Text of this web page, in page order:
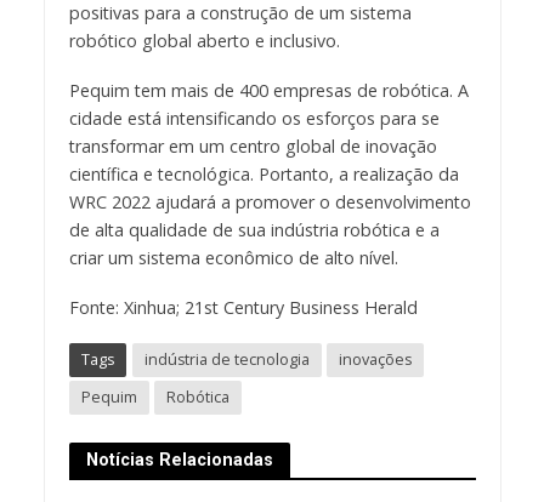
positivas para a construção de um sistema
robótico global aberto e inclusivo.
Pequim tem mais de 400 empresas de robótica. A
cidade está intensificando os esforços para se
transformar em um centro global de inovação
científica e tecnológica. Portanto, a realização da
WRC 2022 ajudará a promover o desenvolvimento
de alta qualidade de sua indústria robótica e a
criar um sistema econômico de alto nível.
Fonte: Xinhua; 21st Century Business Herald
Tags indústria de tecnologia
inovações
Pequim
Robótica
Notícias Relacionadas